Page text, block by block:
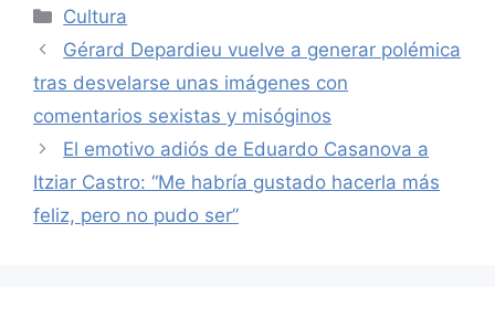
Categories
Cultura
Gérard Depardieu vuelve a generar polémica
tras desvelarse unas imágenes con
comentarios sexistas y misóginos
El emotivo adiós de Eduardo Casanova a
Itziar Castro: “Me habría gustado hacerla más
feliz, pero no pudo ser”